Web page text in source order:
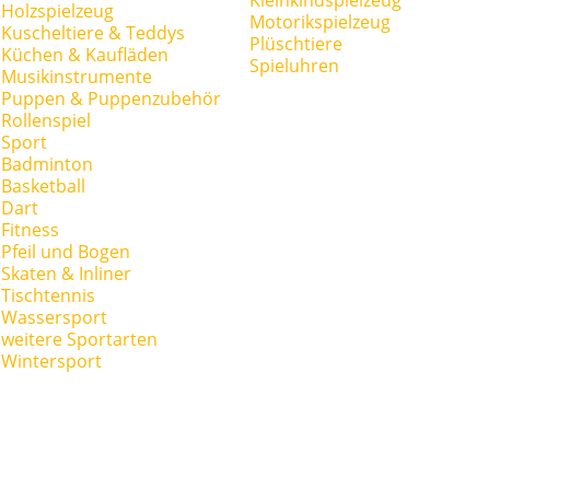
Holzspielzeug
Kuscheltiere & Teddys
Küchen & Kaufläden
Musikinstrumente
Puppen & Puppenzubehör
Rollenspiel
Sport
Badminton
Basketball
Dart
Fitness
Pfeil und Bogen
Skaten & Inliner
Tischtennis
Wassersport
weitere Sportarten
Wintersport
Motorikspielzeug
Plüschtiere
Spieluhren